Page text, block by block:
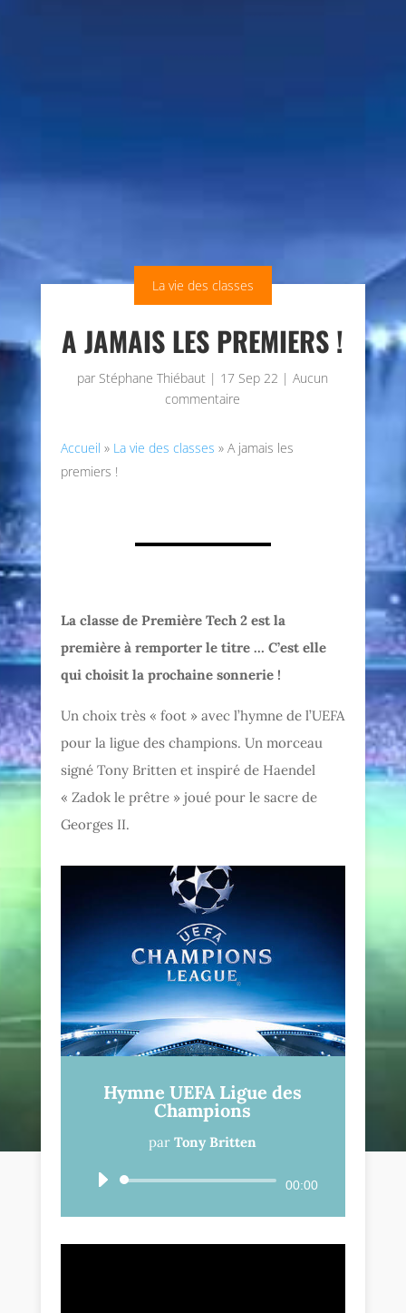
La vie des classes
A JAMAIS LES PREMIERS !
par Stéphane Thiébaut | 17 Sep 22 |Aucun
commentaire
Accueil » La vie des classes »A jamais les
premiers !
La classe de Première Tech 2 est la
première à remporter le titre … C’est elle
qui choisit la prochaine sonnerie !
Un choix très « foot » avec l’hymne de l’UEFA
pour la ligue des champions. Un morceau
signé Tony Britten et inspiré de Haendel
« Zadok le prêtre » joué pour le sacre de
Georges II.
Hymne UEFA Ligue des
Champions
parTony Britten
Lecteur
00:00